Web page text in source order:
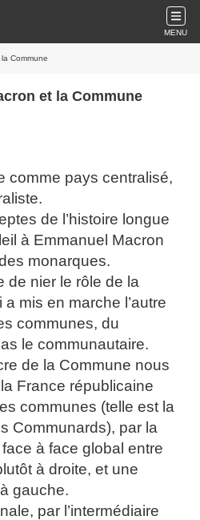
MENU
Commune
et la Commune
comme pays centralisé,
de l’histoire longue
à Emmanuel Macron
monarques.
de nier le rôle de la
mis en marche l’autre
communes, du
le communautaire.
de la Commune nous
France républicaine
communes (telle est la
Communards), par la
à face global entre
à droite, et une
gauche.
par l’intermédiaire